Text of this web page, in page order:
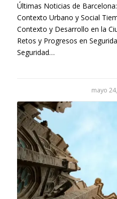
Últimas Noticias de
Contexto Urbano y Social
Contexto y Desarrollo en la
Retos y Progresos en
Seguridad…
mayo